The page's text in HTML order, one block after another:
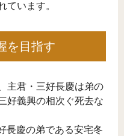
ています。
を目指す
主君・三好長慶は弟の
好義興の相次ぐ死去な
長慶の弟である安宅冬